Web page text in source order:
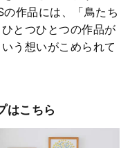
作品には、「鳥たち
とつひとつの作品が
う想いがこめられて
はこちら